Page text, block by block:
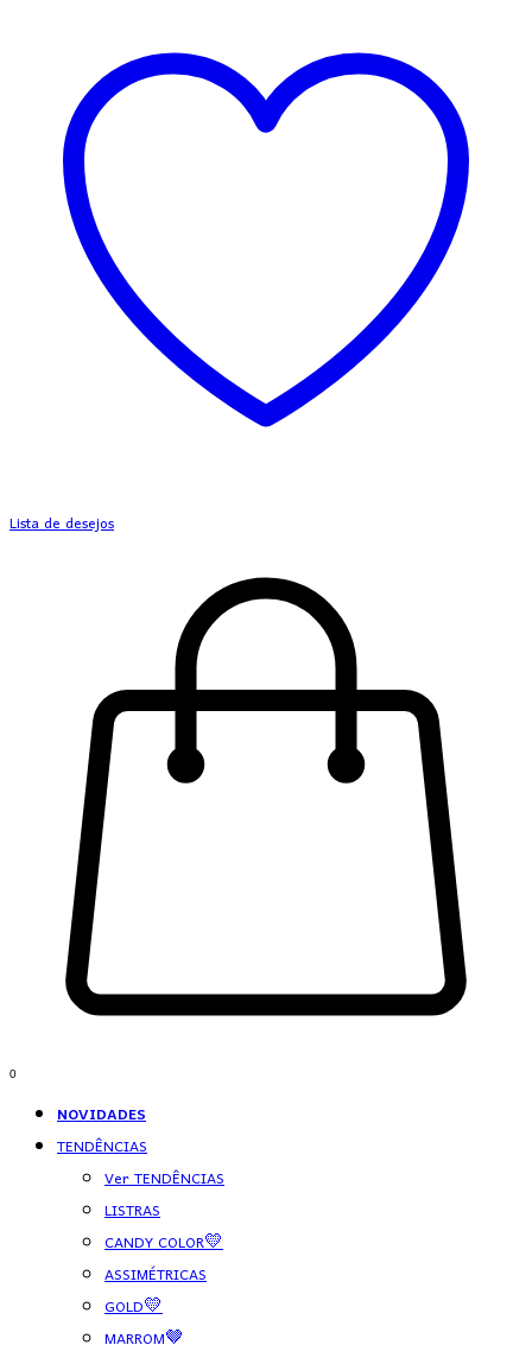
Lista de desejos
0
NOVIDADES
TENDÊNCIAS
Ver TENDÊNCIAS
LISTRAS
CANDY COLOR💛
ASSIMÉTRICAS
GOLD💛